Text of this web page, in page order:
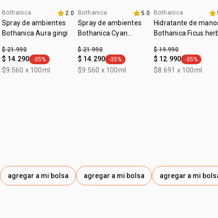
Bothanica 2.0
Spray de ambientes
Bothanica Aura gingi
$ 21.990
$ 14.290 general.tag -35%
-35%
$9.560 x 100ml
agregar a mi bolsa
Bothanica 5.0
Spray de ambientes
Bothanica Cyan
$ 21.990
$ 14.290 general.tag -35%
-35%
$9.560 x 100ml
agregar a mi bolsa
Bothanica
Hidratante de
Bothanica Ficus
$ 19.990
$ 12.990 general.tag
-35%
$8.691 x 100ml
agregar a mi